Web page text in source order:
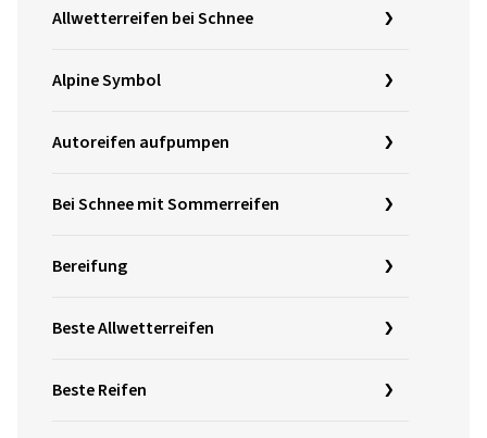
Allwetterreifen bei Schnee
Alpine Symbol
Autoreifen aufpumpen
Bei Schnee mit Sommerreifen
Bereifung
Beste Allwetterreifen
Beste Reifen